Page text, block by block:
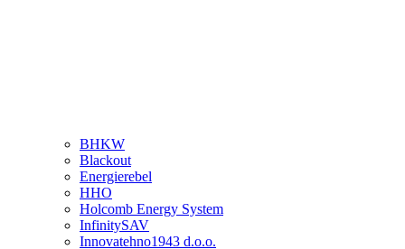
BHKW
Blackout
Energierebel
HHO
Holcomb Energy System
InfinitySAV
Innovatehno1943 d.o.o.